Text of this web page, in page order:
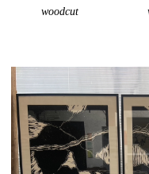
woodcut